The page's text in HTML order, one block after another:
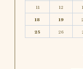
11
12
18
19
25
26